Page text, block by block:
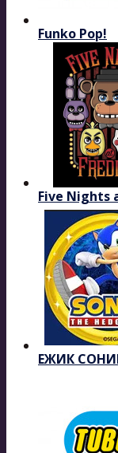
Funko Pop!
Five Nights
ЕЖИК СОНИК